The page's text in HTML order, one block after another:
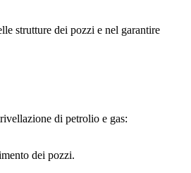
strutture dei pozzi e nel garantire
di petrolio e gas:
dei pozzi.